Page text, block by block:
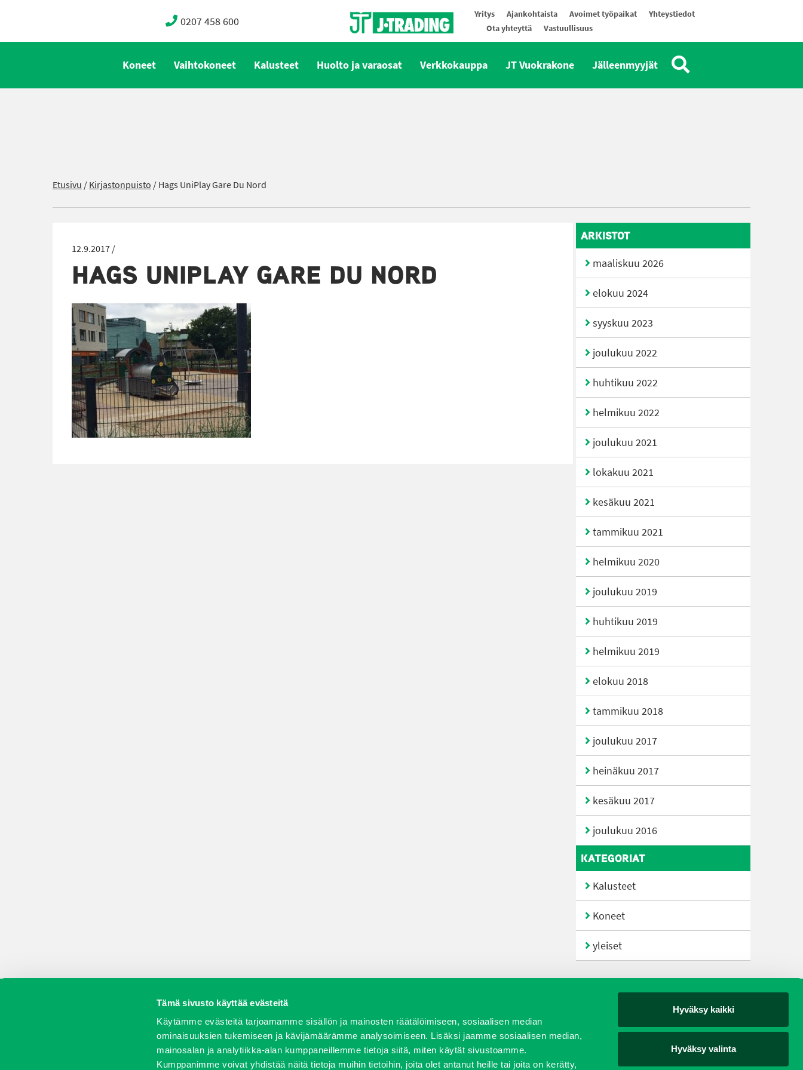
Tämä sivusto käyttää evästeitä
Käytämme evästeitä tarjoamamme sisällön ja mainosten räätälöimiseen, sosiaalisen median
ominaisuuksien tukemiseen ja kävijämäärämme analysoimiseen. Lisäksi jaamme sosiaalisen median,
mainosalan ja analytiikka-alan kumppaneillemme tietoja siitä, miten käytät sivustoamme.
Kumppanimme voivat yhdistää näitä tietoja muihin tietoihin, joita olet antanut heille tai joita on kerätty,
Hyväksy kaikki
Hyväksy valinta
0207 458 600 Yritys Ajankohtaista Avoimet työpaikat
Yhteystiedot
Ota yhteyttä
Vastuullisuus
Koneet Vaihtokoneet Kalusteet Huolto ja varaosat Verkkokauppa JT Vuokrakone Jälleenmyyjät
Etusivu /Kirjastonpuisto /Hags UniPlay Gare Du Nord
12.9.2017 /
HAGS UNIPLAY GARE DU NORD
ARKISTOT
maaliskuu 2026
elokuu 2024
syyskuu 2023
joulukuu 2022
huhtikuu 2022
helmikuu 2022
joulukuu 2021
lokakuu 2021
kesäkuu 2021
tammikuu 2021
helmikuu 2020
joulukuu 2019
huhtikuu 2019
helmikuu 2019
elokuu 2018
tammikuu 2018
joulukuu 2017
heinäkuu 2017
kesäkuu 2017
joulukuu 2016
KATEGORIAT
Kalusteet
Koneet
yleiset
Vaihtokoneet Kalusteet Huolto ja varaosat Verkkokauppa JT Vuokrakone Jälleenmyyjät